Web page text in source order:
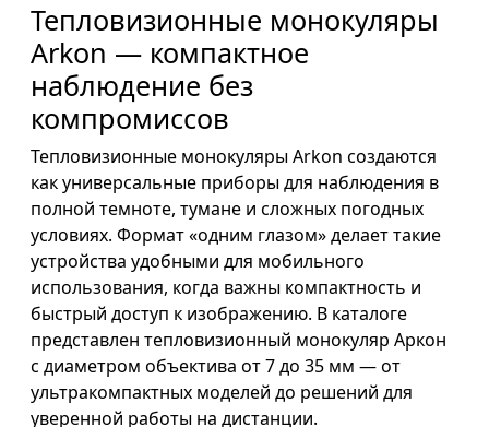
Тепловизионные монокуляры
Arkon — компактное
наблюдение без
компромиссов
Тепловизионные монокуляры Arkon создаются
как универсальные приборы для наблюдения в
полной темноте, тумане и сложных погодных
условиях. Формат «одним глазом» делает такие
устройства удобными для мобильного
использования, когда важны компактность и
быстрый доступ к изображению. В каталоге
представлен тепловизионный монокуляр Аркон
с диаметром объектива от 7 до 35 мм — от
ультракомпактных моделей до решений для
уверенной работы на дистанции.